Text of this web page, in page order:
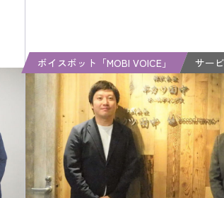
ボイスボット「MOBI VOICE」 サー